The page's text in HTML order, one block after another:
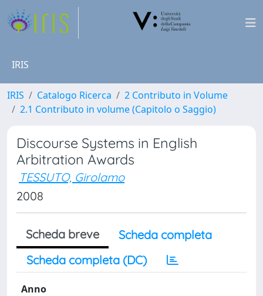
IRIS
IRIS Catalogo Ricerca
2 Contributo in Volume
2.1 Contributo in volume (Capitolo o Saggio)
Discourse Systems in English
Arbitration Awards
TESSUTO, Girolamo
2008
Scheda breve
Scheda completa
Scheda completa (DC)
Anno